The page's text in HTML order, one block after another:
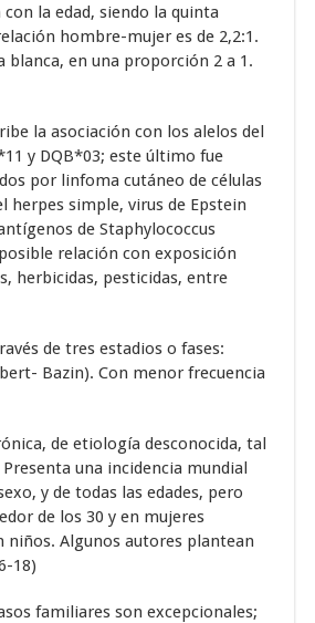
la edad, siendo la quinta
hombre-mujer es de 2,2:1.
blanca, en una proporción 2 a 1.
la asociación con los alelos del
y DQB*03; este último fue
por linfoma cutáneo de células
herpes simple, virus de Epstein
de Staphylococcus
relación con exposición
herbicidas, pesticidas, entre
de tres estadios o fases:
Bazin). Con menor frecuencia
de etiología desconocida, tal
una incidencia mundial
y de todas las edades, pero
de los 30 y en mujeres
niños. Algunos autores plantean
18)
familiares son excepcionales;